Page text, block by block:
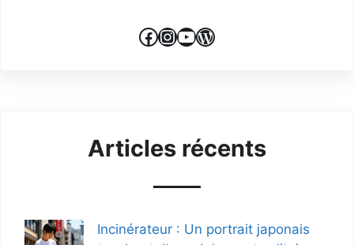
Facebook
Instagram
YouTube
WordPress
Articles récents
Incinérateur : Un portrait japonais